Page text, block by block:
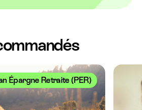
Épargne Retraite (PER)